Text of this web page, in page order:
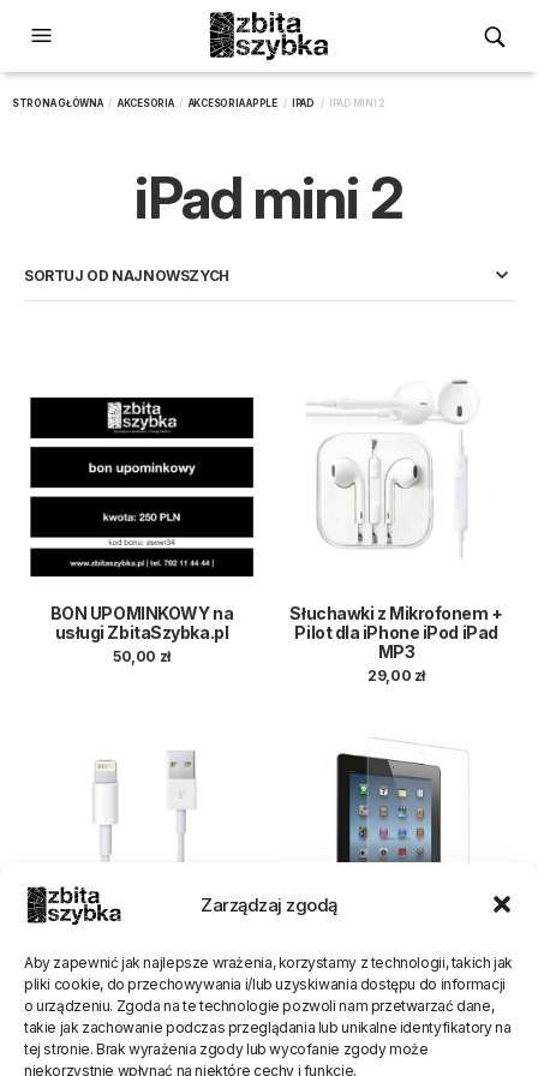
Zarządzaj zgodą
Aby zapewnić jak najlepsze wrażenia, korzystamy z technologii, takich jak
pliki cookie, do przechowywania i/lub uzyskiwania dostępu do informacji
o urządzeniu. Zgoda na te technologie pozwoli nam przetwarzać dane,
takie jak zachowanie podczas przeglądania lub unikalne identyfikatory na
tej stronie. Brak wyrażenia zgody lub wycofanie zgody może
niekorzystnie wpłynąć na niektóre cechy i funkcje.
STRONA GŁÓWNA/ AKCESORIA/ AKCESORIA APPLE/ IPAD / IPAD MINI 2
iPad mini 2
BON UPOMINKOWY na
usługi ZbitaSzybka.pl
50,00 zł
Słuchawki z Mikrofonem +
Pilot dla iPhone iPod iPad
MP3
29,00 zł
Kabel Lightning USB
certyfikat MFI 1m Wysoka
jakość iPhone iPad iPod
99,00złPierwotna
cena
50,00złAktualna
cena
Szkło Hartowane iPad
Ultracienkie 0,26mm
65,00zł